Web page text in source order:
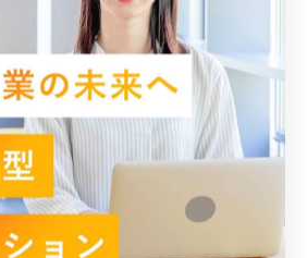
の導入：手書きFAXをデータ化し、
を減らす。
担当者が、静かな環境で正確に作
誤配送も減り、結果として会社全
がります。
は「現状の電話内容」を